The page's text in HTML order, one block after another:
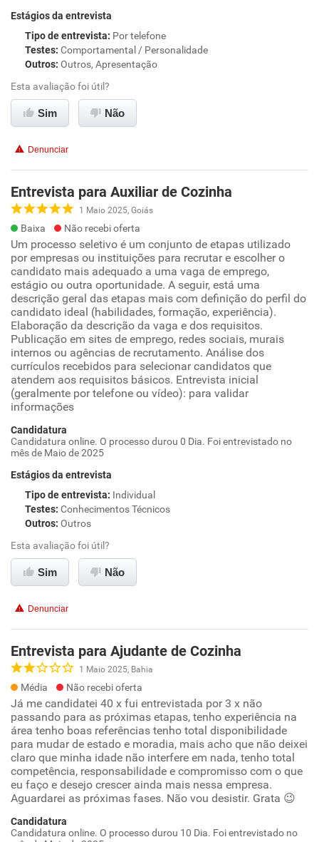
Estágios da entrevista
Tipo de entrevista: Por telefone
Testes: Comportamental / Personalidade
Outros: Outros, Apresentação
Esta avaliação foi útil?
Sim Não
Denunciar
Entrevista para Auxiliar de Cozinha
1 Maio 2025, Goiás
Baixa Não recebi oferta
Um processo seletivo é um conjunto de etapas utilizado
por empresas ou instituições para recrutar e escolher o
candidato mais adequado a uma vaga de emprego,
estágio ou outra oportunidade. A seguir, está uma
descrição geral das etapas mais com definição do perfil do
candidato ideal (habilidades, formação, experiência).
Elaboração da descrição da vaga e dos requisitos.
Publicação em sites de emprego, redes sociais, murais
internos ou agências de recrutamento. Análise dos
currículos recebidos para selecionar candidatos que
atendem aos requisitos básicos. Entrevista inicial
(geralmente por telefone ou vídeo): para validar
informações
Candidatura
Candidatura online. O processo durou 0 Dia. Foi entrevistado no
mês de Maio de 2025
Estágios da entrevista
Tipo de entrevista: Individual
Testes: Conhecimentos Técnicos
Outros: Outros
Esta avaliação foi útil?
Sim Não
Denunciar
Entrevista para Ajudante de Cozinha
1 Maio 2025, Bahia
Média Não recebi oferta
Já me candidatei 40 x fui entrevistada por 3 x não
passando para as próximas etapas, tenho experiência na
área tenho boas referências tenho total disponibilidade
para mudar de estado e moradia, mais acho que não deixei
claro que minha idade não interfere em nada, tenho total
competência, responsabilidade e compromisso com o que
eu faço e desejo crescer ainda mais nessa empresa.
Aguardarei as próximas fases. Não vou desistir. Grata 😉
Candidatura
Candidatura online. O processo durou 10 Dia. Foi entrevistado no